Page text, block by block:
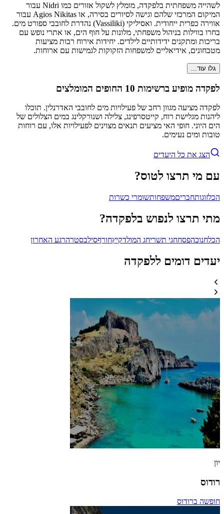
לשהייה משפחתית בלפקדה, מומלץ לשקול אזורים כמו Nidri עבור
המיקום המרכזי שלהם וגישה לסיורים בסירה, או Agios Nikitas עבור
אווירה כפרית ייחודית. ואסיליקי (Vassiliki) נהדרת לחובבי ספורט מים.
בחרו בווילות בניהול משפחתי, מלונות על חוף הים, או אתרי נופש עם
בריכות ומתקנים ידידותיים לילדים. יחידות אירוח רבות מציעות
מטבחונים, אידיאליים למשפחות הזקוקות לגמישות עם ארוחות.
גלו עוד...
לפקדה מופיע ברשימות 10 החופים המומלצים
לפקדה מציעה מגוון רחב של פעילויות מים לחובבי האדרנלין. תוכלו
ליהנות מגלישת רוח, קייטסרפינג, צלילה ושנורקלינג במים הצלולים של
הים היוני. חופי האי מציעים תנאים מצוינים לפעילויות אלו, עם רוחות
טובות ומים נעימים.
הצג את כל היעדים
עם מי תרצו לטוס?
הכלזוגותחבריםמשפחותשומרי כשרות
מתי תרצו לנפוש בלפקדה?
הכלחנוכהפסחחגי תשריחג המולדקיץחורףסילבסטרהרגע האחרון
יעדים דומים ללפקדה
יון
רודוס
חופשה ברודוס